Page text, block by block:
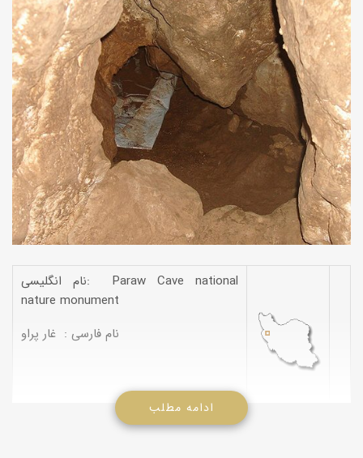
نام انگلیسی: Paraw Cave national
nature monument
نام فارسی : غار پراو
ادامه مطلب